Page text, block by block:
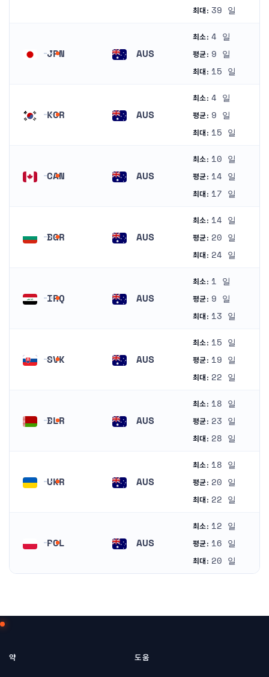
최대: 39 일
JPN AUS
최소: 4 일
평균: 9 일
최대: 15 일
KOR AUS
최소: 4 일
평균: 9 일
최대: 15 일
CAN AUS
최소: 10 일
평균: 14 일
최대: 17 일
BGR AUS
최소: 14 일
평균: 20 일
최대: 24 일
IRQ AUS
최소: 1 일
평균: 9 일
최대: 13 일
SVK AUS
최소: 15 일
평균: 19 일
최대: 22 일
BLR AUS
최소: 18 일
평균: 23 일
최대: 28 일
UKR AUS
최소: 18 일
평균: 20 일
최대: 22 일
POL AUS
최소: 12 일
평균: 16 일
최대: 20 일
약 도움